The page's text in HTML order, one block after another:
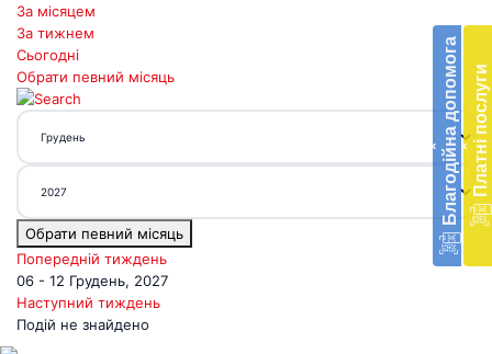
‹ Благодійна допомогав
‹ Платні послуги
За місяцем
За тижнем
Сьогодні
Обрати певний місяць
Обрати певний місяць
Попередній тиждень
06 - 12 Грудень, 2027
Наступний тиждень
Подій не знайдено